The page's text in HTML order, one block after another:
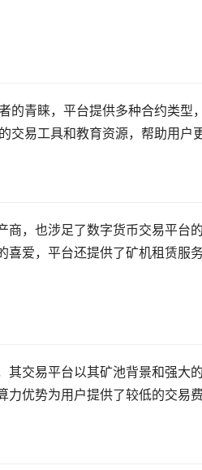
的青睐，平台提供多种合约类型
易工具和教育资源，帮助用户
商，也涉足了数字货币交易平台
喜爱，平台还提供了矿机租赁服
其交易平台以其矿池背景和强大
优势为用户提供了较低的交易